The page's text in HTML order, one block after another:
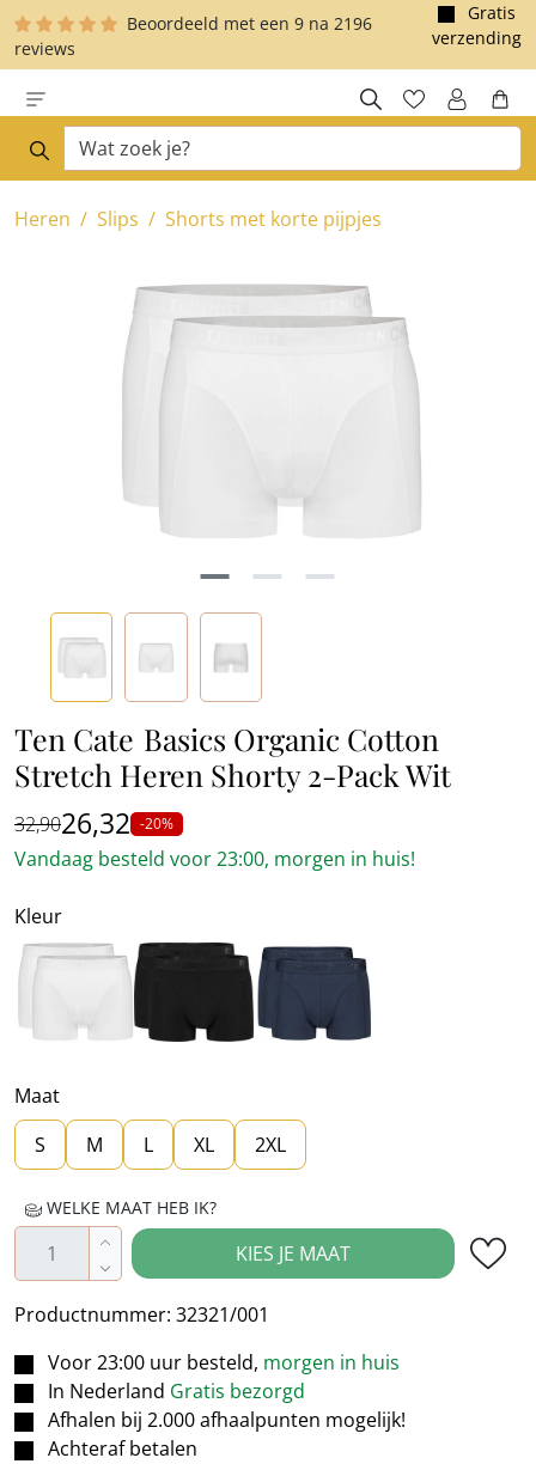
hoofdinhoud Beoordeeld met een 9 na 2196
reviews
Gratis
verzending
Heren Slips Shorts met korte pijpjes
Ten Cate Basics Organic Cotton
Stretch Heren Shorty 2-Pack Wit
26,32 -20%
32,90
Vandaag besteld voor 23:00, morgen in huis!
Kleur
Wit
Zwart
Maat
S
M L XL 2XL
WELKE MAAT HEB IK?
Producthoeveelheid: Voer de gewenste
KIES JE MAAT
Productnummer: 32321/001
Voor 23:00 uur besteld, morgen in huis
In Nederland Gratis bezorgd
Afhalen bij 2.000 afhaalpunten mogelijk!
Achteraf betalen